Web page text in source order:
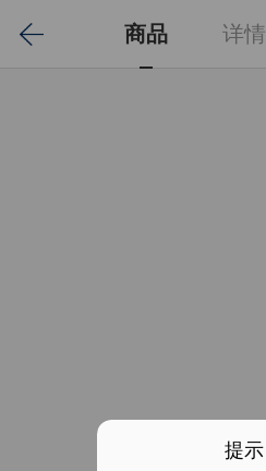
商品 详情
提示